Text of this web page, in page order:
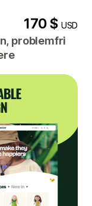
170 $USD
problemfri